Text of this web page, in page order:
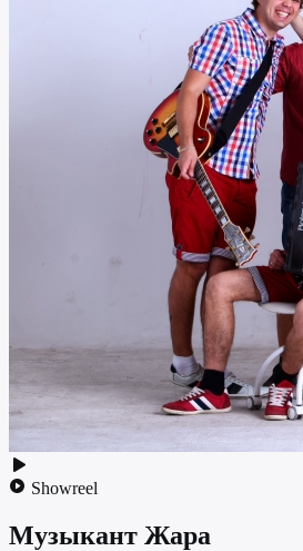
Showreel
Музыкант Жара